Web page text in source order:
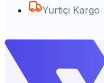
Yurtiçi Kargo